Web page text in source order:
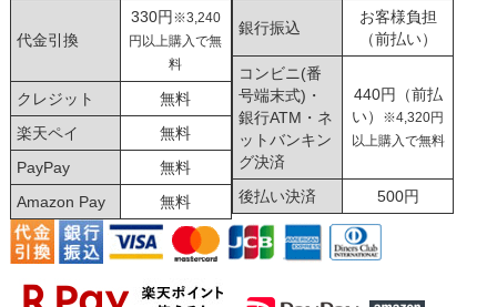
代金引換
330円 ※3,240
円以上購入で無
料
クレジット
無料
楽天ペイ
無料
PayPay
無料
Amazon Pay
無料
銀行振込
お客様負担
（前払い）
コンビニ(番
号端末式)・
銀行ATM・ネ
ットバンキン
グ決済
440円（前払
い）
※4,320円
以上購入で無料
後払い決済 500円